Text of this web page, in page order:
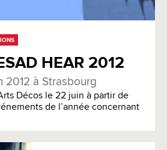
HEAR 2012
2012 à Strasbourg
Décos le 22 juin à partir de
de l’année concernant